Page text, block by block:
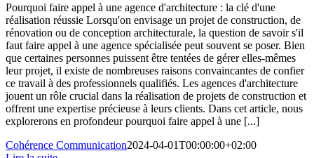
Pourquoi faire appel à une agence d'architecture : la clé d'une
réalisation réussie Lorsqu'on envisage un projet de construction, de
rénovation ou de conception architecturale, la question de savoir s'il
faut faire appel à une agence spécialisée peut souvent se poser. Bien
que certaines personnes puissent être tentées de gérer elles-mêmes
leur projet, il existe de nombreuses raisons convaincantes de confier
ce travail à des professionnels qualifiés. Les agences d'architecture
jouent un rôle crucial dans la réalisation de projets de construction et
offrent une expertise précieuse à leurs clients. Dans cet article, nous
explorerons en profondeur pourquoi faire appel à une [...]
Cohérence Communication2024-04-01T00:00:00+02:00